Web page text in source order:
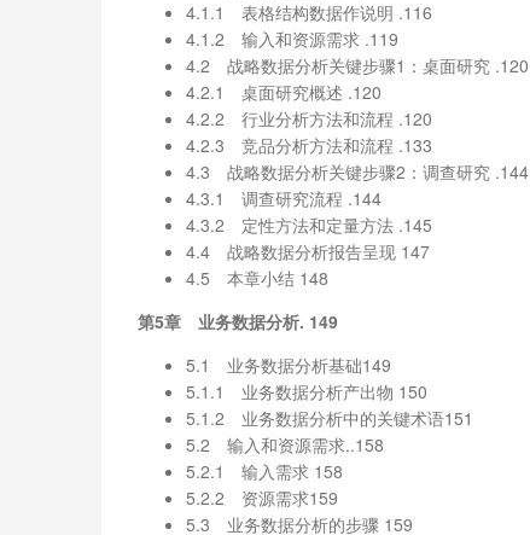
4.1.1 表格结构数据作说明 .116
4.1.2 输入和资源需求 .119
4.2 战略数据分析关键步骤1：桌面研究 .120
4.2.1 桌面研究概述 .120
4.2.2 行业分析方法和流程 .120
4.2.3 竞品分析方法和流程 .133
4.3 战略数据分析关键步骤2：调查研究 .144
4.3.1 调查研究流程 .144
4.3.2 定性方法和定量方法 .145
4.4 战略数据分析报告呈现 147
4.5 本章小结 148
第5章 业务数据分析. 149
5.1 业务数据分析基础149
5.1.1 业务数据分析产出物 150
5.1.2 业务数据分析中的关键术语151
5.2 输入和资源需求..158
5.2.1 输入需求 158
5.2.2 资源需求159
5.3 业务数据分析的步骤 159